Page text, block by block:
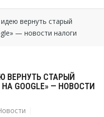
вернуть старый
— новости налоги
СТАРЫЙ
GOOGLE» — НОВОСТИ